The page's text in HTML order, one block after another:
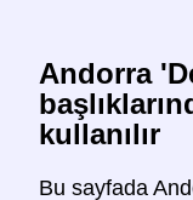
Andorra
kullanılır
Bu sayfada